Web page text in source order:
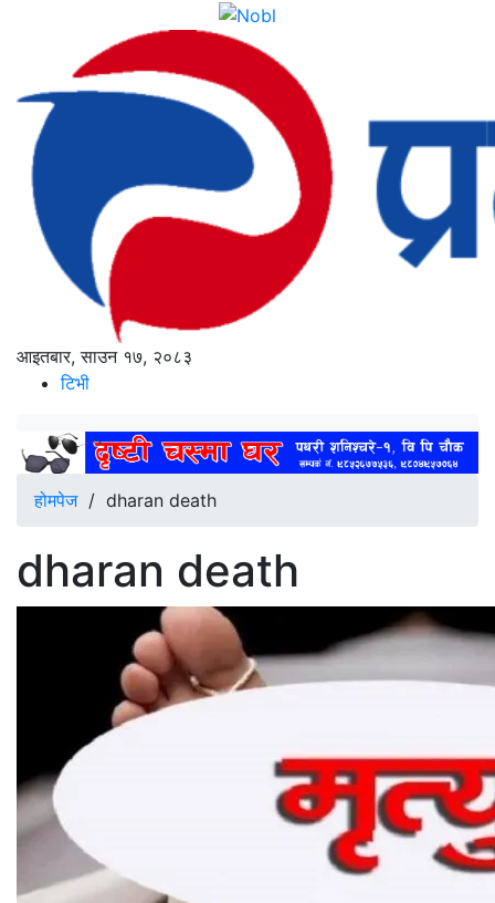
आइतबार, साउन १७, २०८३
टिभी
होमपेज/ dharan death
dharan death